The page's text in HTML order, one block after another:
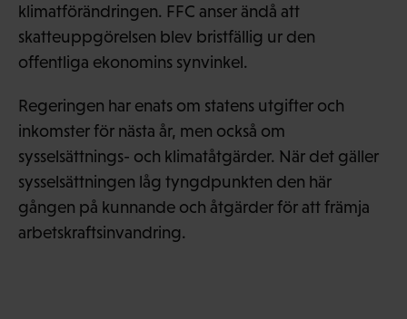
klimatförändringen. FFC anser ändå att
skatteuppgörelsen blev bristfällig ur den
offentliga ekonomins synvinkel.
Regeringen har enats om statens utgifter och
inkomster för nästa år, men också om
sysselsättnings- och klimatåtgärder. När det gäller
sysselsättningen låg tyngdpunkten den här
gången på kunnande och åtgärder för att främja
arbetskraftsinvandring.